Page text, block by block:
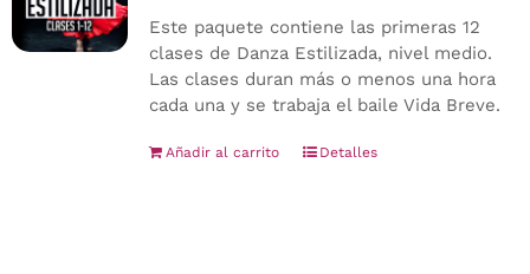
Este paquete contiene las primeras 12
clases de Danza Estilizada, nivel medio.
Las clases duran más o menos una hora
cada una y se trabaja el baile Vida Breve.
Añadir al carrito Detalles